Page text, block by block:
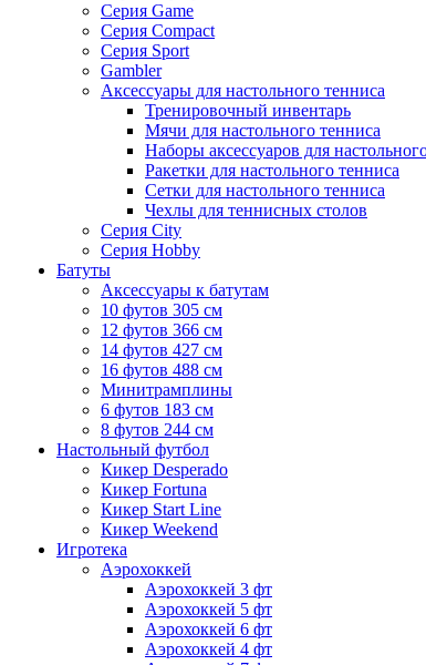
Серия Game
Серия Compact
Серия Sport
Gambler
Аксессуары для настольного тенниса
Тренировочный инвентарь
Мячи для настольного тенниса
Наборы аксессуаров для
Ракетки для настольного тенниса
Сетки для настольного тенниса
Чехлы для теннисных столов
Серия City
Серия Hobby
Батуты
Аксессуары к батутам
10 футов 305 см
12 футов 366 см
14 футов 427 см
16 футов 488 см
Минитрамплины
6 футов 183 см
8 футов 244 см
Настольный футбол
Кикер Desperado
Кикер Fortuna
Кикер Start Line
Кикер Weekend
Игротека
Аэрохоккей
Аэрохоккей 3 фт
Аэрохоккей 5 фт
Аэрохоккей 6 фт
Аэрохоккей 4 фт